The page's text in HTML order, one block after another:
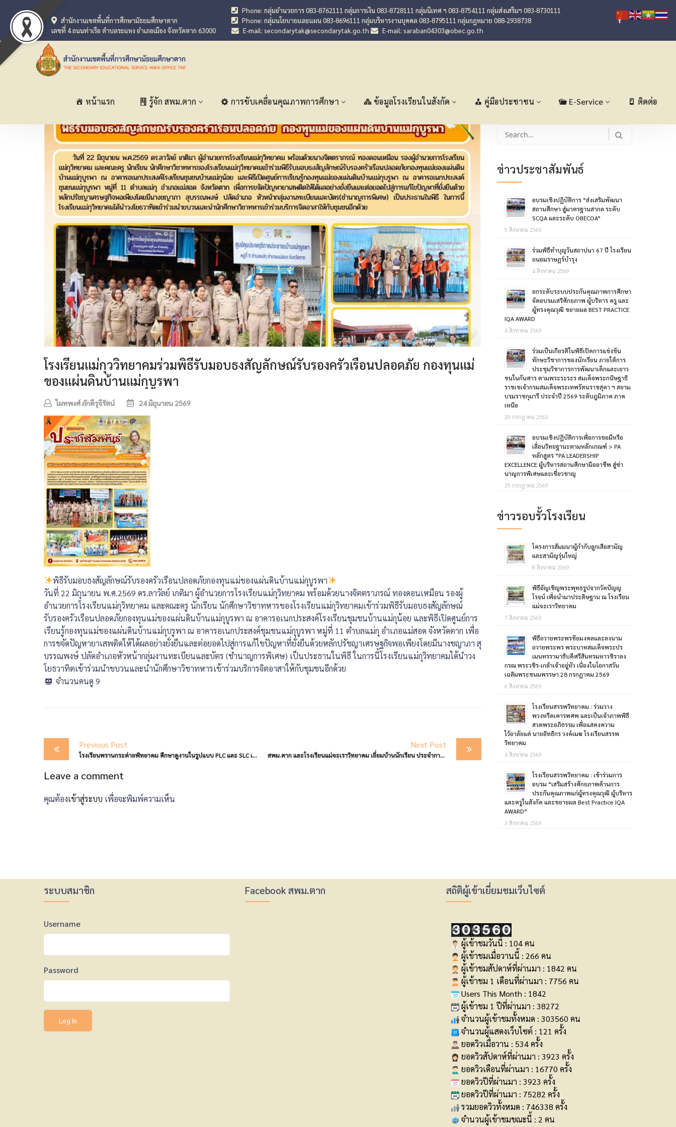
สำนักงานเขตพื้นที่การศึกษามัธยมศึกษาตาก
เลขที่ 4 ถนนท่าเรือ ตำบลระแหง อำเภอเมือง จังหวัดตาก 63000
Phone: กลุ่มอำนวยการ 083-8762111 กลุ่มการเงิน 083-8728111 กลุ่มนิเทศ ฯ 083-8754111 กลุ่มส่งเสริมฯ 083-8730111
Phone: กลุ่มนโยบายและแผน 083-8696111 กลุ่มบริหารงานบุคคล 083-8795111 กลุ่มกฎหมาย 088-2938738
E-mail: secondarytak@secondarytak.go.th
E-mail: saraban04303@obec.go.th
หน้าแรก รู้จัก สพม.ตาก การขับเคลื่อนคุณภาพการศึกษา ข้อมูลโรงเรียนในสังกัด คู่มือประชาชน E-Service ติดต่อ
โรงเรียนแม่กุววิทยาคมร่วมพิธีรับมอบธงสัญลักษณ์รับรองครัวเรือนปลอดภัย กองทุนแม่
ของแผ่นดินบ้านแม่กุบูรพา
ไผทพงศ์ ภักดีรุจีรัตน์ 24 มิถุนายน 2569
️พิธีรับมอบธงสัญลักษณ์รับรองครัวเรือนปลอดภัยกองทุนแม่ของแผ่นดินบ้านแม่กุบูรพา
วันที่ 22 มิถุนายน พ.ศ.2569 ดร.ลาวัลย์ เกติมา ผู้อำนวยการโรงเรียนแม่กุวิทยาคม พร้อมด้วยนางจิตตราภรณ์ ทองดอนเหมือน รองผู้
อำนวยการโรงเรียนแม่กุวิทยาคม และคณะครู นักเรียน นักศึกษาวิชาทหารของโรงเรียนแม่กุวิทยาคมเข้าร่วมพิธีรับมอบธงสัญลักษณ์
รับรองครัวเรือนปลอดภัยกองทุนแม่ของแผ่นดินบ้านแม่กุบูรพา ณ อาคารอเนกประสงค์โรงเรียนชุมชนบ้านแม่กุน้อย และพิธีเปิดศูนย์การ
เรียนรู้กองทุนแม่ของแผ่นดินบ้านแม่กุบรูพา ณ อาคารอเนกประสงค์ชุมชนแม่กุบูรพา หมู่ที่ 11 ตำบลแม่กุ อำเภอแม่สอด จังหวัดตาก เพื่อ
การขจัดปัญหายาเสพติดให้ได้ผลอย่างยั่งยืนและต่อยอดไปสู่การแก้ไขปัญหาที่ยั่งยืนด้วยหลักปรัชญาเศรษฐกิจพอเพียงโดยมีนางชญาภา สุ
บรรณพงษ์ ปลัดอำเภอหัวหน้ากลุ่มงานทะเบียนและบัตร (ชำนาญการพิเศษ) เป็นประธานในพิธี ในการนี้โรงเรียนแม่กุวิทยาคมได้นำวง
โยธวาทิตเข้าร่วมนำขบวนและนำนักศึกษาวิชาทหารเข้าร่วมบริการจิตอาสาให้กับชุมชนอีกด้วย
จำนวนคนดู 9
Post
navigation
Previous Post
โรงเรียนพรานกระต่ายพิทยาคม ศึกษาดูงานในรูปแบบ PLC และ SLC เรื่อง การดำเนินการบริหารจัดการสถานศึกษาที่เป็นเลิศตามกรอบการดำเนินการโรงเรียนมาตรฐานสากล ด้วยเกณฑ์รางวัลคุณภาพ OBECQA ของโรงเรียนแม่กุวิทยาคม
Next Post
สพม.ตาก และโรงเรียนแม่จะเราวิทยาคม เยี่ยมบ้านนักเรียน ประจำการศึกษา 2569
Leave a comment
คุณต้องเข้าสู่ระบบ เพื่อจะพิมพ์ความเห็น
Search
ข่าวประชาสัมพันธ์
อบรมเชิงปฏิบัติการ “ส่งเสริมพัฒนา
สถานศึกษา สู่มาตรฐานสากล ระดับ
SCQA และระดับ OBECOA”
5 สิงหาคม 2569
ร่วมพิธีทำบุญวันสถาปนา 67 ปี โรงเรียน
ถนอมราษฎร์บำรุง
4 สิงหาคม 2569
ยกระดับระบบประกันคุณภาพการศึกษา
จัดอบรมเสริศักยภาพ ผู้บริหาร ครู และ
ผู้ทรงคุณวุฒิ ขยายผล BEST PRACTICE
IQA AWARD
4 สิงหาคม 2569
ร่วมเป็นเกียรติในพิธีเปิดการแข่งขัน
ทักษะวิชาการของนักเรียน ภายใต้การ
ประชุมวิชาการการพัฒนาเด็กและเยาว
ขนในกันศาร ตามพระระระร สมเด็จพระกนิษฐาธิ
ราชเชเจ้ากรมสมเด็จพระเทพรัตนราชสุดา ฯ สยาม
บรมราชกุมารี ประจำปี 2569 ระดับภูมิภาค ภาค
เหนือ
28 กรกฎาคม 2569
อบรมเชิงปฏิบัติการเพื่อการขอมีหรือ
เลื่อนวิทยฐานะตามหลักเกณฑ์ > PA
หลักสูตร “PA LEADERSHIP
EXCELLENCE ผู้บริหารสถานศึกษามืออาชีพ สู่ซ่า
นาญการพิเศษและเชี่ยวชาญ
25 กรกฎาคม 2569
ข่าวรอบรั้วโรงเรียน
โครงการสัมมนาผู้กำกับลูกเสือสามัญ
และสามัญรุ่นใหญ่
8 สิงหาคม 2569
พิธีอัญเชิญพระพุทธรูปจากวัดปัญญ
โรจน์ เพื่อนำมาประดิษฐาน ณ โรงเรียน
แม่จะเราวิทยาคม
7 สิงหาคม 2569
พิธีถวายพระพรชัยมงคลและลงนาม
ถวายพระพร พระบาทสมเด็จพระปร
เมนทรรามาธิบดีศรีสินทรมหาวชิราลง
กรณ พระวชิร-เกล้าเจ้าอยู่หัว เนื่องในโอกาสวัน
เฉลิมพระชนมพรรษา 28 กรกฎาคม 2569
6 สิงหาคม 2569
โรงเรียนสรรพวิทยาคม : ร่วมวาง
พวงหรีดเคารพศพ และเป็นเจ้าภาพพิธี
สวดพระอภิธรรม เพื่อแสดงความ
ไว้อาลัยแด่ นายอิทธิกร วงค์เมฆ โรงเรียนสรรพ
วิทยาคม
4 สิงหาคม 2569
โรงเรียนสรรพวิทยาคม : เข้าร่วมการ
อบรม “เสริมสร้างศักยภาพด้านการ
ประกันคุณภาพแก่ผู้ทรงคุณวุฒิ ผู้บริหาร
และครูในสังกัด และขยายผล Best Practice IQA
AWARD”
3 สิงหาคม 2569
ระบบสมาชิก
Username
Password
Facebook สพม.ตาก สถิติผู้เข้าเยี่ยมชมเว็บไซต์
ผู้เข้าชมวันนี้ : 104 คน
ผู้เข้าชมเมื่อวานนี้ : 266 คน
ผู้เข้าชมสัปดาห์ที่ผ่านมา : 1842 คน
ผู้เข้าชม 1 เดือนที่ผ่านมา : 7756 คน
Users This Month : 1842
ผู้เข้าชม 1 ปีที่ผ่านมา : 38272
จำนวนผู้เข้าชมทั้งหมด : 303560 คน
จำนวนผู้แสดงเว็บไซต์ : 121 ครั้ง
ยอดวิวเมื่อวาน : 534 ครั้ง
ยอดวิวสัปดาห์ที่ผ่านมา : 3923 ครั้ง
ยอดวิวเดือนที่ผ่านมา : 16770 ครั้ง
ยอดวิวปีที่ผ่านมา : 3923 ครั้ง
ยอดวิวปีที่ผ่านมา : 75282 ครั้ง
รวมยอดวิวทั้งหมด : 746338 ครั้ง
จำนวนผู้เข้าชมขณะนี้ : 2 คน